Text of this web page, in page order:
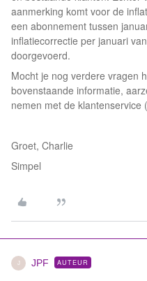
aanmerking komt voor de
een abonnement tussen
inflatiecorrectie per januari
doorgevoerd.
Mocht je nog verdere vragen
bovenstaande informatie,
nemen met de
Groet, Charlie
Simpel
J JPF AUTEUR